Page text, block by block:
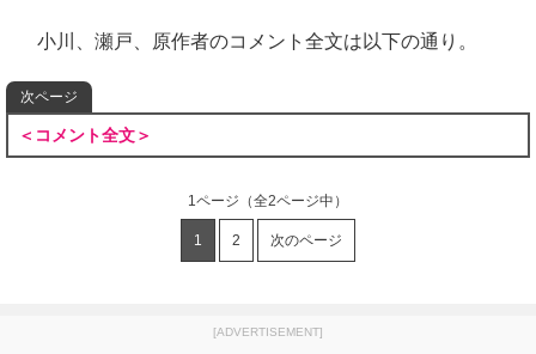
小川、瀬戸、原作者のコメント全文は以下の通り。
次ページ
＜コメント全文＞
1ページ （全2ページ中）
1 2 次のページ
[ADVERTISEMENT]